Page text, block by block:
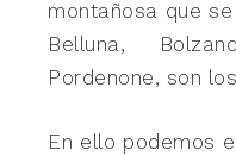
montañosa que
Belluna,
Pordenone, son
En ello podemos